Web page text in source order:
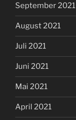
September 2021
August 2021
Juli 2021
Juni 2021
Mai 2021
April 2021